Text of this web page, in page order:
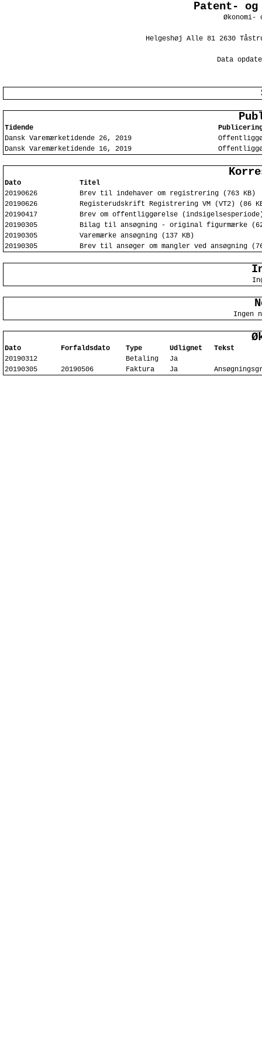
Patent- og
Økonomi-
Helgeshøj Alle 81 2630
Data
Tidende
Dansk Varemærketidende 26, 2019
Dansk Varemærketidende 16, 2019
Dato
Titel
20190626
Brev til indehaver om registrering (763 KB)
20190626
Registerudskrift Registrering VM (VT2) (86
20190417
Brev om offentliggørelse
20190305
Bilag til ansøgning - original figurmærke
20190305
Varemærke ansøgning (137 KB)
20190305
Brev til ansøger om mangler ved ansøgning
Ingen
Dato Forfaldsdato Type Udlignet
Tekst
20190312
Betaling
Ja
20190305
20190506 Faktura Ja